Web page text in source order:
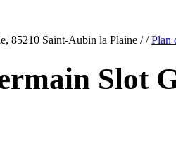
85210 Saint-Aubin la Plaine / / Plan
Slot